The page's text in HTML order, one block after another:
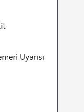
Uyarısı